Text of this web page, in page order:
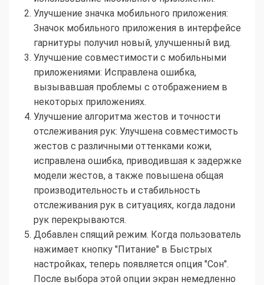
Улучшение значка мобильного приложения:
Значок мобильного приложения в интерфейсе
гарнитуры получил новый, улучшенный вид.
Улучшение совместимости с мобильными
приложениями: Исправлена ошибка,
вызывавшая проблемы с отображением в
некоторых приложениях.
Улучшение алгоритма жестов и точности
отслеживания рук: Улучшена совместимость
жестов с различными оттенками кожи,
исправлена ошибка, приводившая к задержке
модели жестов, а также повышена общая
производительность и стабильность
отслеживания рук в ситуациях, когда ладони
рук перекрываются.
Добавлен спящий режим. Когда пользователь
нажимает кнопку "Питание" в Быстрых
настройках, теперь появляется опция "Сон".
После выбора этой опции экран немедленно